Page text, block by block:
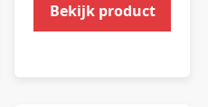
Bekijk product